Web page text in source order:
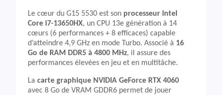
Le cœur du G15 5530 est son processeur Intel
Core i7-13650HX, un CPU 13e génération à 14
cœurs (6 performances + 8 efficaces) capable
d’atteindre 4,9 GHz en mode Turbo. Associé à 16
Go de RAM DDR5 à 4800 MHz, il assure des
performances élevées en jeu et en multitâche.
La carte graphique NVIDIA GeForce RTX 4060
avec 8 Go de VRAM GDDR6 permet de jouer